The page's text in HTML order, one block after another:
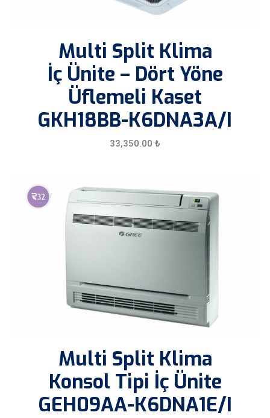
Multi Split Klima
İç Ünite – Dört Yöne
Üflemeli Kaset
GKH18BB-K6DNA3A/I
33,350.00 ₺
Multi Split Klima
Konsol Tipi İç Ünite
GEH09AA-K6DNA1E/I